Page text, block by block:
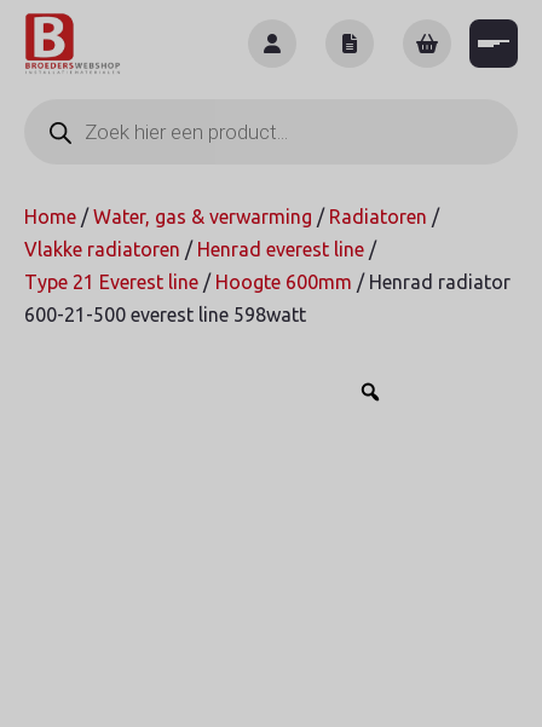
Skip
content
zoeken
Home / Water, gas & verwarming / Radiatoren /
Vlakke radiatoren / Henrad everest line /
Type 21 Everest line / Hoogte 600mm / Henrad radiator
600-21-500 everest line 598watt